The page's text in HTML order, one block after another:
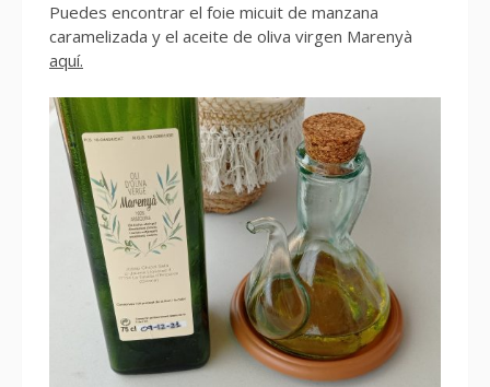
Puedes encontrar el foie micuit de manzana
caramelizada y el aceite de oliva virgen Marenyà
aquí.